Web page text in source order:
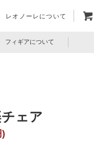
レオノーレについて
フィギアについて
ェア